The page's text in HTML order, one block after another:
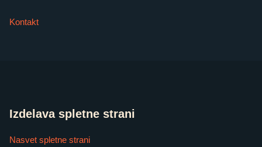
Kontakt
Izdelava spletne strani
Nasvet spletne strani